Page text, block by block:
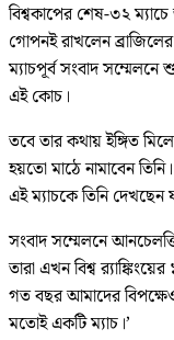
বিশ্বকাপের শেষ-৩২
গোপনই রাখলেন
ম্যাচপূর্ব সংবাদ
এই কোচ।
তবে তার কথায় ইঙ্গিত
হয়তো মাঠে নামাবেন
এই ম্যাচকে তিনি দেখছেন
সংবাদ সম্মেলনে
তারা এখন বিশ্ব
গত বছর আমাদের
মতোই একটি ম্যাচ।’